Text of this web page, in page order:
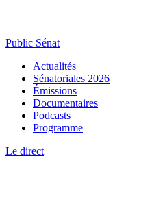
Public Sénat
Actualités
Sénatoriales 2026
Émissions
Documentaires
Podcasts
Programme
Le direct